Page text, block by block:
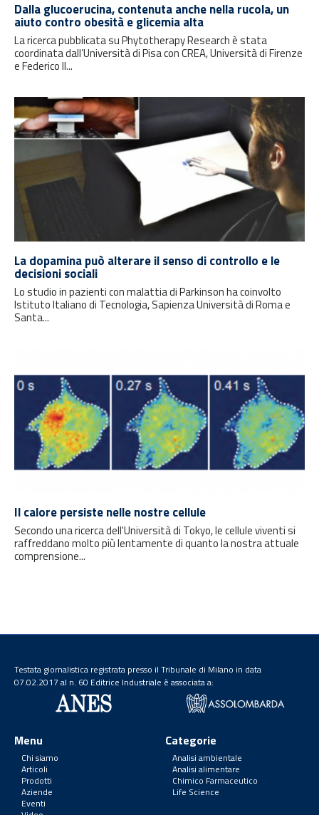
Dalla glucoerucina, contenuta anche nella rucola, un
aiuto contro obesità e glicemia alta
La ricerca pubblicata su Phytotherapy Research è stata
coordinata dall’Università di Pisa con CREA, Università di Firenze
e Federico II...
La dopamina può alterare il senso di controllo e le
decisioni sociali
Lo studio in pazienti con malattia di Parkinson ha coinvolto
Istituto Italiano di Tecnologia, Sapienza Università di Roma e
Santa...
Il calore persiste nelle nostre cellule
Secondo una ricerca dell'Università di Tokyo, le cellule viventi si
raffreddano molto più lentamente di quanto la nostra attuale
comprensione...
Testata giornalistica registrata presso il Tribunale di Milano in data
07.02.2017 al n. 60 Editrice Industriale è associata a:
Menu
Chi siamo
Articoli
Prodotti
Aziende
Eventi
Categorie
Analisi ambientale
Analisi alimentare
Chimico Farmaceutico
Life Science